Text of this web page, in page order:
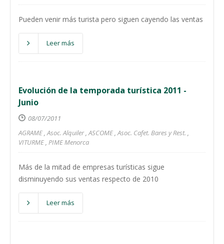
Pueden venir más turista pero siguen cayendo las ventas
Leer más
Evolución de la temporada turística 2011 -
Junio
08/07/2011
AGRAME,Asoc. Alquiler,ASCOME,Asoc. Cafet. Bares y Rest. ,
VITURME, PIME Menorca
Más de la mitad de empresas turísticas sigue
disminuyendo sus ventas respecto de 2010
Leer más